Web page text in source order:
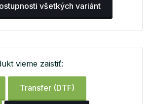
všetkých variánt
vieme zaistiť:
Transfer (DTF)